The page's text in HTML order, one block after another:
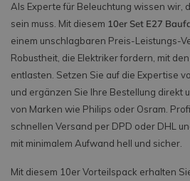
Als Experte für Beleuchtung wissen wir,
sein muss. Mit diesem 10er Set E27
einem unschlagbaren Preis-Leistungs-
Robustheit, die Elektriker fordern, mit
entlasten. Setzen Sie auf die Expertise
und ergänzen Sie Ihre Bestellung direkt
von Marken wie Philips oder Osram.
schnellen Versand per DPD oder DHL
mit minimalem Aufwand hell und sicher.
Mit diesem 10er Vorteilspack erhalten